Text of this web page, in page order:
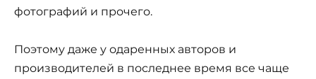
фотографий и прочего.
Поэтому даже у одаренных авторов и
производителей в последнее время все чаще